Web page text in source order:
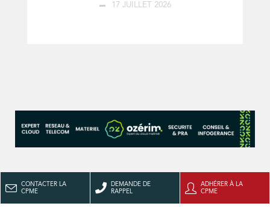
17 JUILLET 2026
CONTACTER LA
CPME
DEMANDE DE
RAPPEL
ADHÉRER À LA
CPME